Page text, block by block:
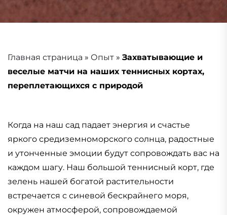
Главная страница » Опыт » Захватывающие и
веселые матчи на наших теннисных кортах,
переплетающихся с природой
Когда на наш сад падает энергия и счастье
яркого средиземноморского солнца, радостные
и утонченные эмоции будут сопровождать вас на
каждом шагу. Наш большой теннисный корт, где
зелень нашей богатой растительности
встречается с синевой бескрайнего моря,
окружен атмосферой, сопровождаемой